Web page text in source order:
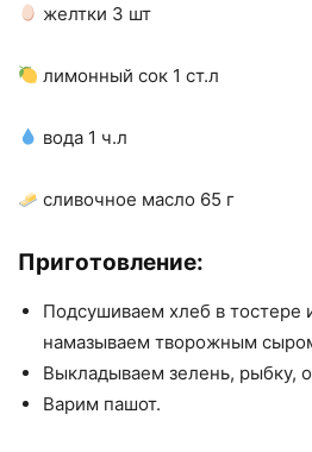
желтки 3 шт
лимонный сок 1 ст.л
вода 1 ч.л
сливочное масло 65 г
Приготовление:
Подсушиваем хлеб в тостере
намазываем творожным
Выкладываем зелень, рыбку,
Варим пашот.